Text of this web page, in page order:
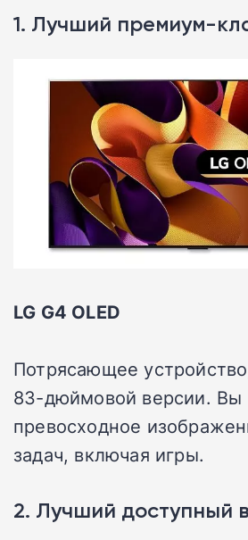
1. Лучший премиум-
LG G4 OLED
Потрясающее
83-дюймовой версии. Вы
превосходное
задач, включая игры.
2. Лучший доступный